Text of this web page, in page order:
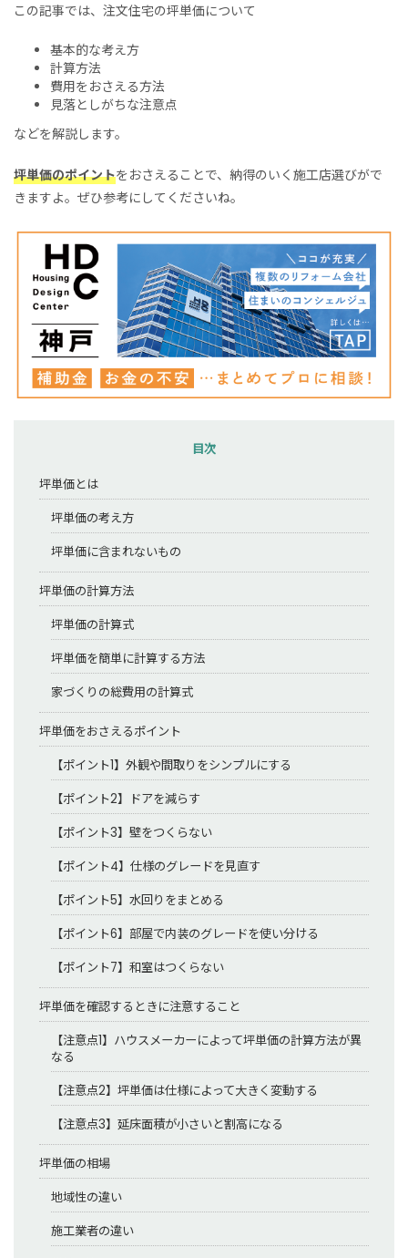
この記事では、注文住宅の坪単価について
基本的な考え方
計算方法
費用をおさえる方法
見落としがちな注意点
などを解説します。
坪単価のポイントをおさえることで、納得のいく施工店選びがで
きますよ。ぜひ参考にしてくださいね。
目次
坪単価とは
坪単価の考え方
坪単価に含まれないもの
坪単価の計算方法
坪単価の計算式
坪単価を簡単に計算する方法
家づくりの総費用の計算式
坪単価をおさえるポイント
【ポイント1】外観や間取りをシンプルにする
【ポイント2】ドアを減らす
【ポイント3】壁をつくらない
【ポイント4】仕様のグレードを見直す
【ポイント5】水回りをまとめる
【ポイント6】部屋で内装のグレードを使い分ける
【ポイント7】和室はつくらない
坪単価を確認するときに注意すること
【注意点1】ハウスメーカーによって坪単価の計算方法が異
なる
【注意点2】坪単価は仕様によって大きく変動する
【注意点3】延床面積が小さいと割高になる
坪単価の相場
地域性の違い
施工業者の違い